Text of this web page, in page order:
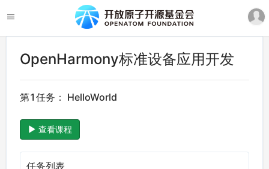
OpenHarmony标准设备应用开发
第1任务： HelloWorld
查看课程
任务列表